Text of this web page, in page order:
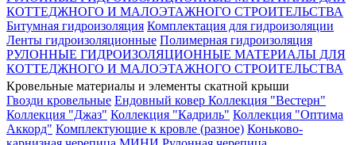
КОТТЕДЖНОГО И МАЛОЭТАЖНОГО СТРОИТЕЛЬСТВА
Битумная гидроизоляция Комплектация для гидроизоляции
Ленты гидроизоляционные Полимерная гидроизоляция
РУЛОННЫЕ ГИДРОИЗОЛЯЦИОННЫЕ МАТЕРИАЛЫ ДЛЯ
КОТТЕДЖНОГО И МАЛОЭТАЖНОГО СТРОИТЕЛЬСТВА
Кровельные материалы и элементы скатной крыши
Гвозди кровельные Ендовный ковер Коллекция "Вестерн"
Коллекция "Джаз" Коллекция "Кадриль" Коллекция "Оптима
Аккорд" Комплектующие к кровле (разное) Коньково-